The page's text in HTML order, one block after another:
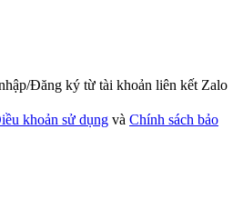
Đăng ký từ tài khoản liên kết Zalo
khoản sử dụng và Chính sách bảo